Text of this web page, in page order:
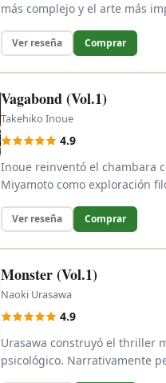
más complejo y el arte más
Ver reseña Comprar
Vagabond (Vol.1)
Takehiko Inoue
4.9
Inoue reinventó el chambara
Miyamoto como exploración
Ver reseña Comprar
Monster (Vol.1)
Naoki Urasawa
4.9
Urasawa construyó el thriller
psicológico. Narrativamente